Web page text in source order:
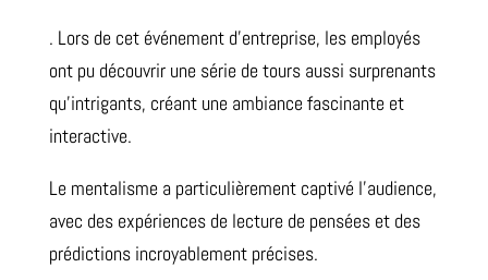
. Lors de cet événement d’entreprise, les employés
ont pu découvrir une série de tours aussi surprenants
qu’intrigants, créant une ambiance fascinante et
interactive.
Le mentalisme a particulièrement captivé l’audience,
avec des expériences de lecture de pensées et des
prédictions incroyablement précises.